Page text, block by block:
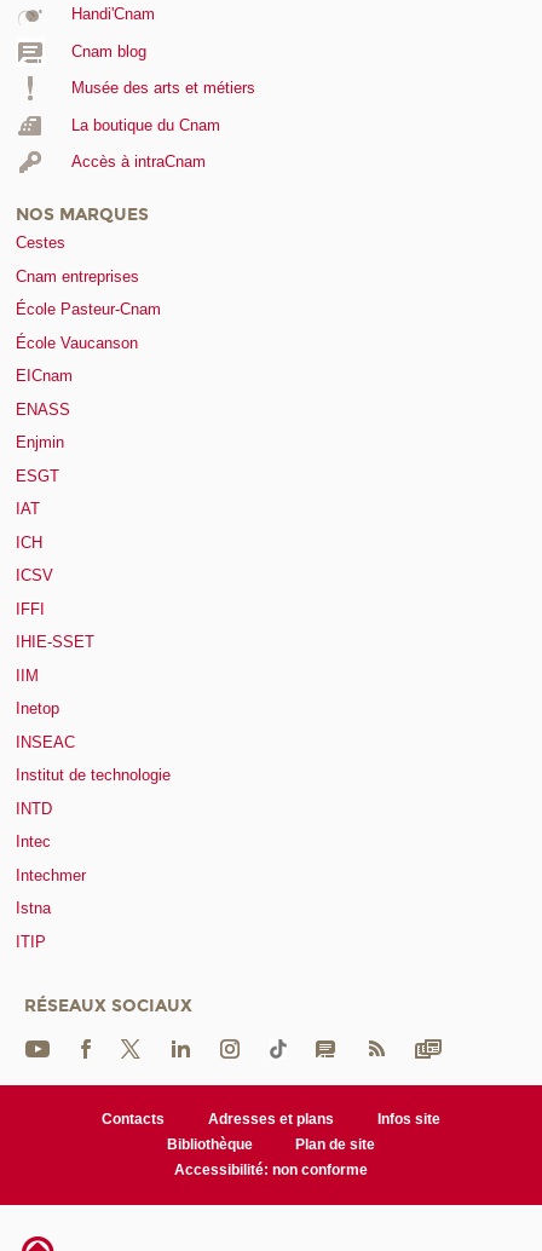
Handi'Cnam
Cnam blog
Musée des arts et métiers
La boutique du Cnam
Accès à intraCnam
NOS MARQUES
Cestes
Cnam entreprises
École Pasteur-Cnam
École Vaucanson
EICnam
ENASS
Enjmin
ESGT
IAT
ICH
ICSV
IFFI
IHIE-SSET
IIM
Inetop
INSEAC
Institut de technologie
INTD
Intec
Intechmer
Istna
ITIP
RÉSEAUX SOCIAUX
Contacts Adresses et plans
Infos site
Bibliothèque
Plan de site
Accessibilité: non conforme